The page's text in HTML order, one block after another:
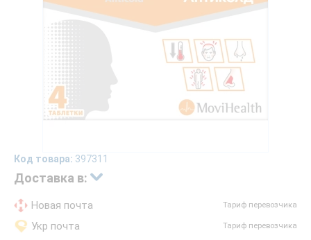
Код товара: 397311
Доставка в:
Новая почта Тариф перевозчика
Укр почта Тариф перевозчика